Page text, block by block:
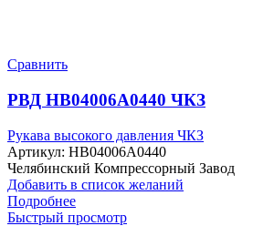
Сравнить
РВД HB04006A0440 ЧКЗ
Рукава высокого давления ЧКЗ
Артикул: HB04006A0440
Челябинский Компрессорный Завод
Добавить в список желаний
Подробнее
Быстрый просмотр